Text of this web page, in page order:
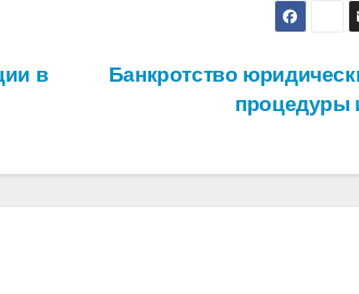
Банкротство
процедуры
в